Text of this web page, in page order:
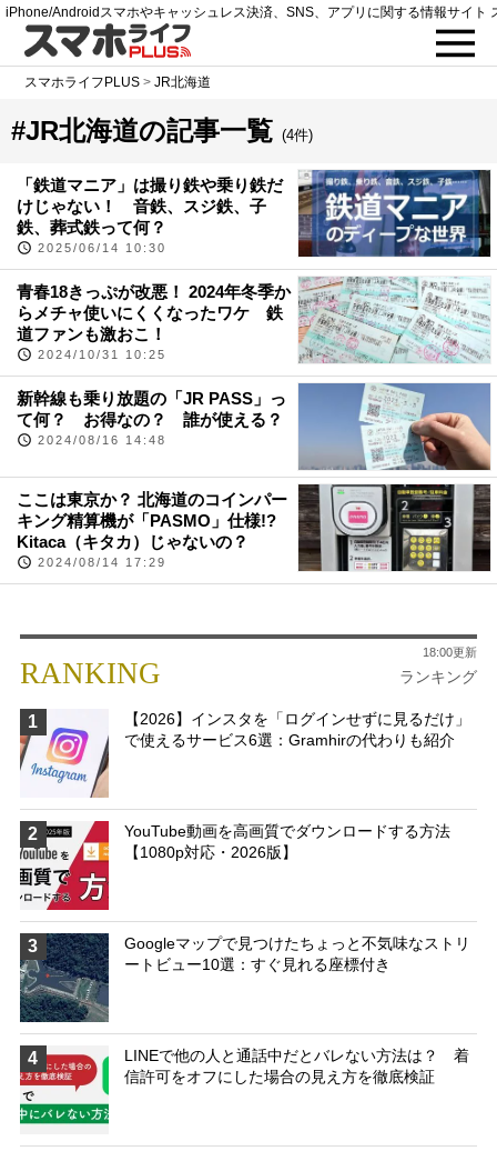
iPhone/Androidスマホやキャッシュレス決済、SNS、アプリに関する情報サイト
スマホライフPLUS >JR北海道
#JR北海道の記事一覧 (4件)
「鉄道マニア」は撮り鉄や乗り鉄だ
けじゃない！ 音鉄、スジ鉄、子
鉄、葬式鉄って何？
2025/06/14 10:30
青春18きっぷが改悪！ 2024年冬季か
らメチャ使いにくくなったワケ 鉄
道ファンも激おこ！
2024/10/31 10:25
新幹線も乗り放題の「JR PASS」っ
て何？ お得なの？ 誰が使える？
2024/08/16 14:48
ここは東京か？ 北海道のコインパー
キング精算機が「PASMO」仕様!?
Kitaca（キタカ）じゃないの？
2024/08/14 17:29
RANKING ランキング
18:00更新
1
【2026】インスタを「ログインせずに見るだけ」
で使えるサービス6選：Gramhirの代わりも紹介
2
YouTube動画を高画質でダウンロードする方法
【1080p対応・2026版】
3
Googleマップで見つけたちょっと不気味なストリ
ートビュー10選：すぐ見れる座標付き
4
LINEで他の人と通話中だとバレない方法は？ 着
信許可をオフにした場合の見え方を徹底検証